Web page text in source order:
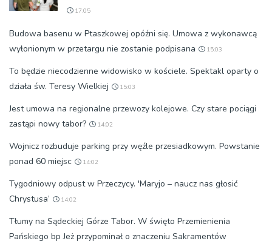
17:05
Budowa basenu w Ptaszkowej opóźni się. Umowa z wykonawcą
wyłonionym w przetargu nie zostanie podpisana
15:03
To będzie niecodzienne widowisko w kościele. Spektakl oparty o
działa św. Teresy Wielkiej
15:03
Jest umowa na regionalne przewozy kolejowe. Czy stare pociągi
zastąpi nowy tabor?
14:02
Wojnicz rozbuduje parking przy węźle przesiadkowym. Powstanie
ponad 60 miejsc
14:02
Tygodniowy odpust w Przeczycy. 'Maryjo – naucz nas głosić
Chrystusa’
14:02
Tłumy na Sądeckiej Górze Tabor. W święto Przemienienia
Pańskiego bp Jeż przypominał o znaczeniu Sakramentów